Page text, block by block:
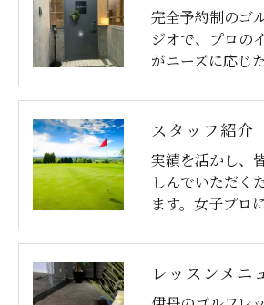
完全予約制のゴ
ジオで、プロの
がニーズに応じ
スタッフ紹介
実績を活かし、
しんでいただく
ます。女子プロ
レッスンメニ